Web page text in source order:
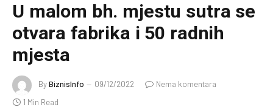
U malom bh. mjestu sutra se
otvara fabrika i 50 radnih
mjesta
ByBiznisInfo 09/12/2022
Nema komentara
1 Min Read